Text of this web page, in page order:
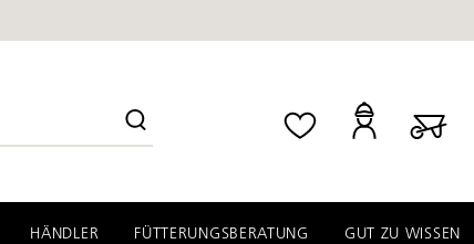
HÄNDLER FÜTTERUNGSBERATUNG GUT ZU WISSEN